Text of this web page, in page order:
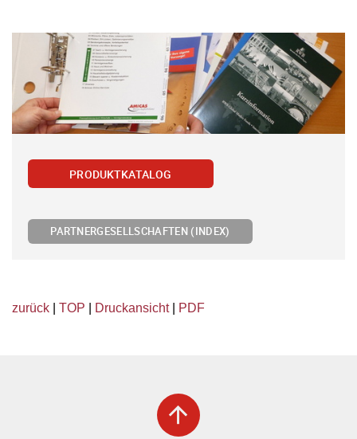
PRODUKTKATALOG
PARTNERGESELLSCHAFTEN (INDEX)
zurück TOP Druckansicht| PDF
arrow_upward